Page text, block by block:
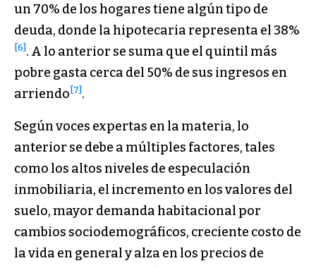
un 70% de los hogares tiene algún tipo de
deuda, donde la hipotecaria representa el 38%
[6]. A lo anterior se suma que el quintil más
pobre gasta cerca del 50% de sus ingresos en
arriendo [7].
Según voces expertas en la materia, lo
anterior se debe a múltiples factores, tales
como los altos niveles de especulación
inmobiliaria, el incremento en los valores del
suelo, mayor demanda habitacional por
cambios sociodemográficos, creciente costo de
la vida en general y alza en los precios de